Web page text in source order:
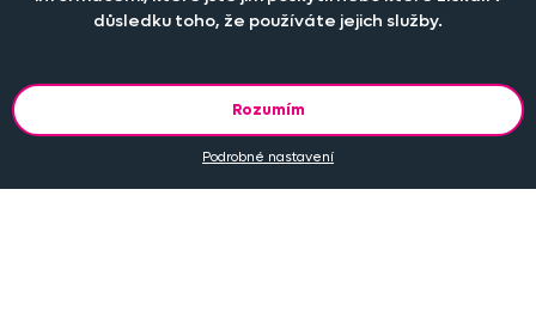
Staňte se členem klubu Dante.cz
Obchodní podmínky
Časté dotazy
Jak objednat záclony a závěsy na dante.cz?
Jak prát záclony a závěsy?
Jak prát povlečení a prostěradla?
Pobočka a výdej objednávek otevřena
PRODEJNÍ ODDĚLENÍ - TELEFONICKY
důsledku toho, že používáte jejich služby.
Rozumím
Podrobné nastavení